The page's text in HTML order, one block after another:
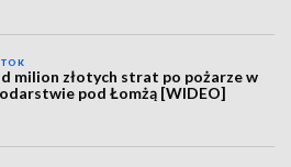
milion złotych strat po pożarze w
pod Łomżą [WIDEO]